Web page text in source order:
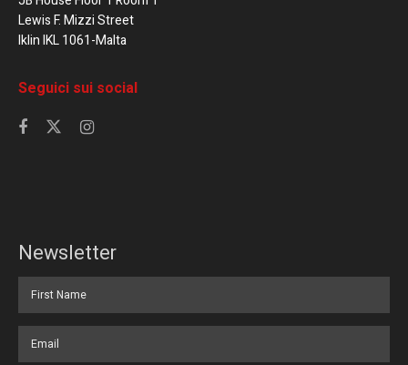
Lewis F. Mizzi Street
Iklin IKL 1061-Malta
Seguici sui social
Newsletter